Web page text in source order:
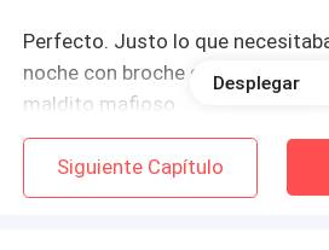
Perfecto. Justo lo que
noche con broche de oro. Un
maldito mafioso.
—¿Le avisaron a seguridad?
levanto, ya sabiendo que la
Desplegar
Siguiente Capítulo